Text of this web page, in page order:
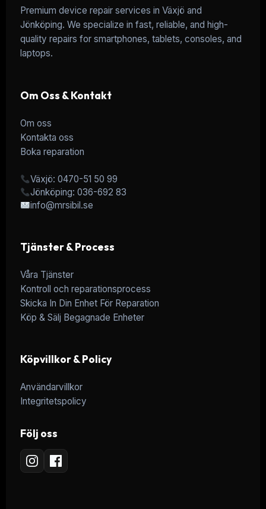
Premium device repair services in Växjö and
Jönköping. We specialize in fast, reliable, and high-
quality repairs for smartphones, tablets, consoles, and
laptops.
Om Oss & Kontakt
Om oss
Kontakta oss
Boka reparation
Växjö: 0470-51 50 99
Jönköping: 036-692 83
info@mrsibil.se
Tjänster & Process
Våra Tjänster
Kontroll och reparationsprocess
Skicka In Din Enhet För Reparation
Köp & Sälj Begagnade Enheter
Köpvillkor & Policy
Användarvillkor
Integritetspolicy
Följ oss